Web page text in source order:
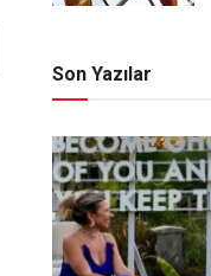
Son Yazılar